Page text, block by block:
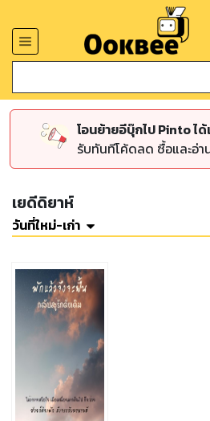
โอนย้ายอีบุ๊กไป Pinto ไ
รับทันทีโค้ดลด ซื้อและอ่
เยดีดิยาห์
วันที่ใหม่-เก่า